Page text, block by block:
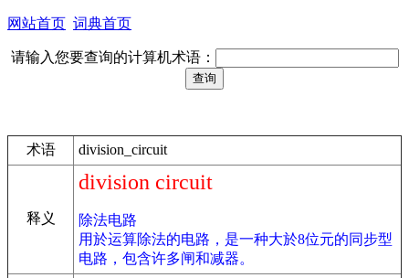
网站首页 词典首页
请输入您要查询的计算机术语：
术语 division_circuit
释义
division circuit
除法电路
用於运算除法的电路，是一种大於8位元的同步型
电路，包含许多闸和减器。